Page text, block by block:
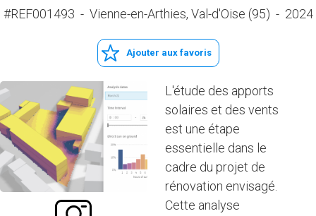
#REF001493 - Vienne-en-Arthies, Val-d'Oise (95) - 2024
Ajouter aux favoris
L'étude des apports
solaires et des vents
est une étape
essentielle dans le
cadre du projet de
rénovation envisagé.
Cette analyse